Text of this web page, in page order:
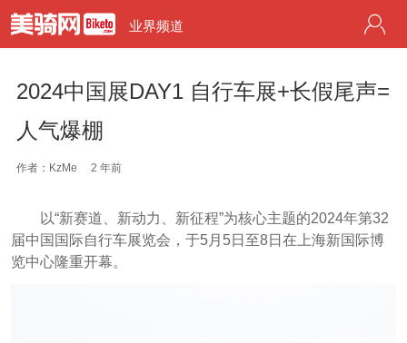
业界频道
2024中国展DAY1 自行车展+长假尾声=
人气爆棚
作者：KzMe 2 年前
以“新赛道、新动力、新征程”为核心主题的2024年第32
届中国国际自行车展览会，于5月5日至8日在上海新国际博
览中心隆重开幕。